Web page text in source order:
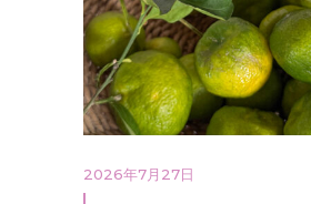
2026年7月27日